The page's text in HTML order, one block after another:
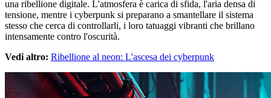
una ribellione digitale. L'atmosfera è carica di sfida, l'aria densa di
tensione, mentre i cyberpunk si preparano a smantellare il sistema
stesso che cerca di controllarli, i loro tatuaggi vibranti che brillano
intensamente contro l'oscurità.
Vedi altro: Ribellione al neon: L'ascesa dei cyberpunk